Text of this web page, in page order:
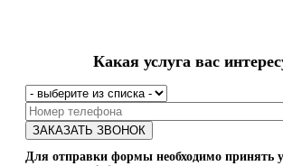
Какая услуга вас
Для отправки формы необходимо принять